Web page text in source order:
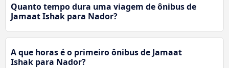
Quanto tempo dura uma viagem de ônibus de
Jamaat Ishak para Nador?
A que horas é o primeiro ônibus de Jamaat
Ishak para Nador?